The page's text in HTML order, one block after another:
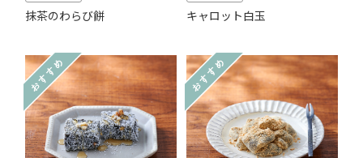
抹茶のわらび餅 キャロット白玉